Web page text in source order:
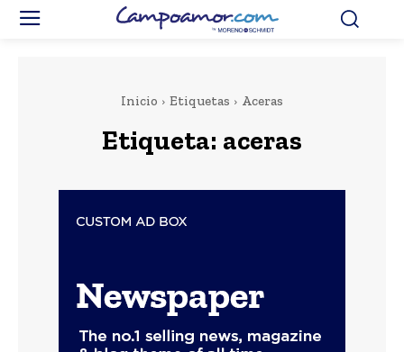
Inicio Etiquetas Aceras
Etiqueta: aceras